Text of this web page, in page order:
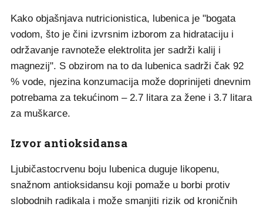
Kako objašnjava nutricionistica, lubenica je "bogata
vodom, što je čini izvrsnim izborom za hidrataciju i
održavanje ravnoteže elektrolita jer sadrži kalij i
magnezij". S obzirom na to da lubenica sadrži čak 92
% vode, njezina konzumacija može doprinijeti dnevnim
potrebama za tekućinom – 2.7 litara za žene i 3.7 litara
za muškarce.
Izvor antioksidansa
Ljubičastocrvenu boju lubenica duguje likopenu,
snažnom antioksidansu koji pomaže u borbi protiv
slobodnih radikala i može smanjiti rizik od kroničnih